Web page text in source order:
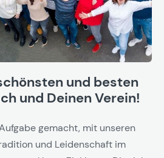
und besten
und Deinen Verein!
gemacht, mit unseren
und Leidenschaft im